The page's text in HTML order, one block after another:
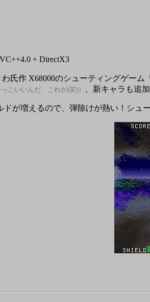
+ DirectX3
氏作 X68000のシューティングゲーム「
っこいいんだ、これが(笑)） 、新キャラも追
が増えるので、弾除けが熱い！シュ